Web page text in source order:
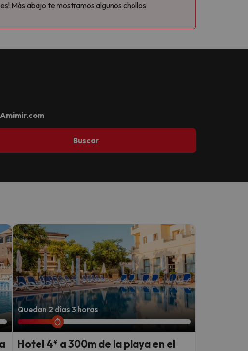
Más abajo te mostramos algunos chollos
Amimir.com
Buscar
Quedan 2 días 3 horas
Hotel 4* a 300m de la playa en el